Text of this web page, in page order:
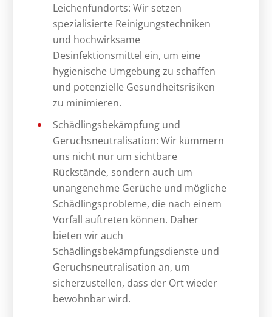
Leichenfundorts: Wir setzen
spezialisierte Reinigungstechniken
und hochwirksame
Desinfektionsmittel ein, um eine
hygienische Umgebung zu schaffen
und potenzielle Gesundheitsrisiken
zu minimieren.
Schädlingsbekämpfung und
Geruchsneutralisation: Wir kümmern
uns nicht nur um sichtbare
Rückstände, sondern auch um
unangenehme Gerüche und mögliche
Schädlingsprobleme, die nach einem
Vorfall auftreten können. Daher
bieten wir auch
Schädlingsbekämpfungsdienste und
Geruchsneutralisation an, um
sicherzustellen, dass der Ort wieder
bewohnbar wird.